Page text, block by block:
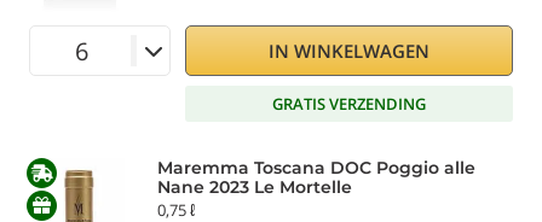
IN WINKELWAGEN
GRATIS VERZENDING
Maremma Toscana DOC Poggio alle
Nane 2023 Le Mortelle
0,75 ℓ